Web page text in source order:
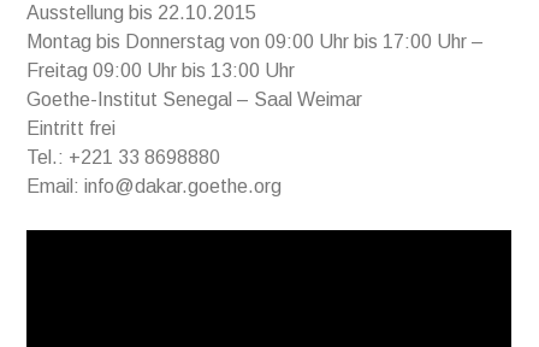
Ausstellung bis 22.10.2015
Montag bis Donnerstag von 09:00 Uhr bis 17:00 Uhr –
Freitag 09:00 Uhr bis 13:00 Uhr
Goethe-Institut Senegal – Saal Weimar
Eintritt frei
Tel.: +221 33 8698880
Email: info@dakar.goethe.org